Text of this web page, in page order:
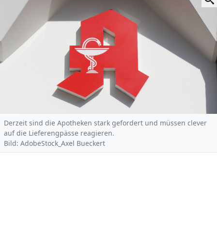
Derzeit sind die Apotheken stark gefordert und müssen clever
auf die Lieferengpässe reagieren.
Bild: AdobeStock_Axel Bueckert